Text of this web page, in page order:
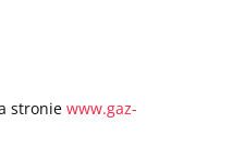
stronie www.gaz-